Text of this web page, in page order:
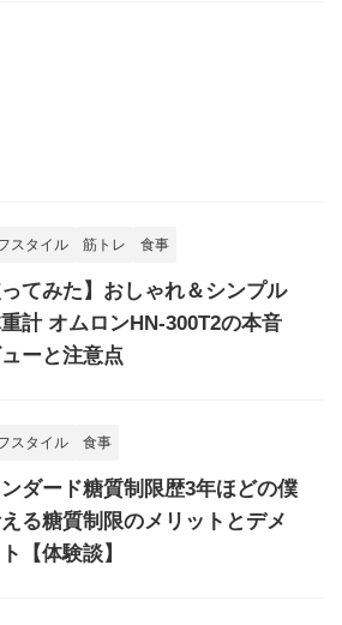
スタイル 筋トレ 食事
ってみた】おしゃれ＆シンプル
計 オムロンHN-300T2の本音
ーと注意点
スタイル 食事
ダード糖質制限歴3年ほどの僕
る糖質制限のメリットとデメ
【体験談】